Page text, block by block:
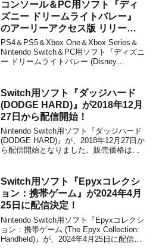
コンソール＆PC用ソフト『ディ
ズニー ドリームライトバレー』
のアーリーアクセス版 リリース
日が2022年9月6日に決定！
PS4＆PS5＆Xbox One＆Xbox Series＆
Nintendo Switch＆PC用ソフト『ディズニ
ー ドリームライトバレー (Disney
たことがゲームロフト合同会...
Switch用ソフト『ダッジハード
(DODGE HARD)』が2018年12月
27日から配信開始！
Nintendo Switch用ソフト『ダッジハード
(DODGE HARD)』が、2018年12月27日か
ら配信開始となりました。販売価格は
よって開発された、RPGの成長システム
と弾幕シュ...
Switch用ソフト『Epyxコレクシ
ョン：携帯ゲーム』が2024年4月
25日に配信決定！
Nintendo Switch用ソフト『Epyxコレクシ
ョン：携帯ゲーム (The Epyx Collection:
Handheld)』が、2024年4月25日に配信さ